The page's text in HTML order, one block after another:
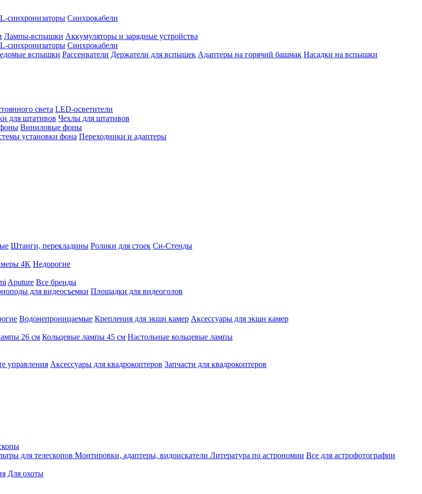
синхронизаторы Синхрокабели
Лампы-вспышки Аккумуляторы и зарядные устройства
синхронизаторы Синхрокабели
вспышки Рассеиватели Держатели для вспышек Адаптеры на горячий башмак Насадки на вспышки
света LED-осветители
для штативов Чехлы для штативов
Виниловые фоны
установки фона Переходники и адаптеры
Штанги, перекладины Ролики для стоек Си-Стенды
4K Недорогие
Aputure Все бренды
для видеосъемки Площадки для видеоголов
Водонепроницаемые Крепления для экшн камер Аксессуары для экшн камер
26 см Кольцевые лампы 45 см Настольные кольцевые лампы
управления Аксессуары для квадрокоптеров Запчасти для квадрокоптеров
для телескопов Монтировки, адаптеры, видоискатели Литература по астрономии Все для астрофотографии
Для охоты